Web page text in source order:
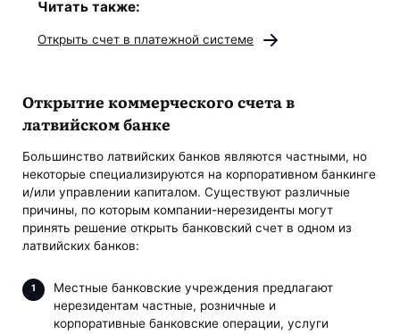
Читать также:
Открыть счет в платежной системе
Открытие коммерческого счета в
латвийском банке
Большинство латвийских банков являются частными, но
некоторые специализируются на корпоративном банкинге
и/или управлении капиталом. Существуют различные
причины, по которым компании-нерезиденты могут
принять решение открыть банковский счет в одном из
латвийских банков:
Местные банковские учреждения предлагают
нерезидентам частные, розничные и
корпоративные банковские операции, услуги